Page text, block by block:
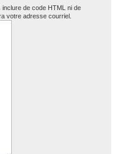
de code HTML ni de
votre adresse courriel.